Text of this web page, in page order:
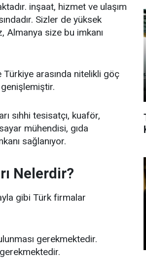
inşaat, hizmet ve ulaşım
Sizler de yüksek
Almanya size bu imkanı
Türkiye arasında nitelikli göç
sıhhi tesisatçı, kuaför,
mühendisi, gıda
sağlanıyor.
Nelerdir?
gibi Türk firmalar
gerekmektedir.